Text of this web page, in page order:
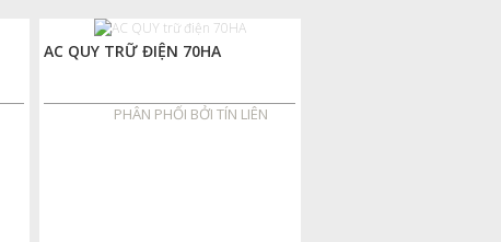
AC QUY TRỮ ĐIỆN 70HA
PHÂN PHỐI BỞI TÍN LIÊN